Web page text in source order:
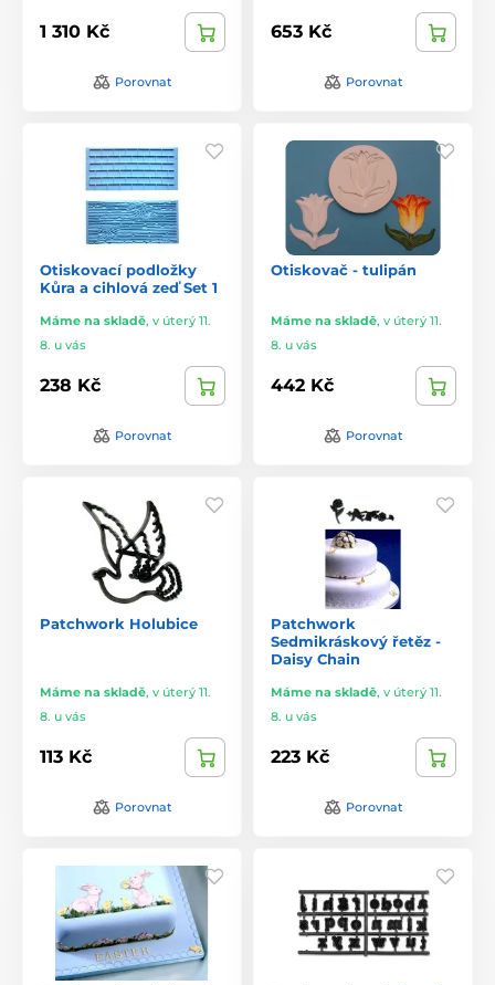
1 310 Kč
Porovnat
653 Kč
Porovnat
Otiskovací podložky
Kůra a cihlová zeď Set 1
Máme na skladě, v úterý 11.
8. u vás
238 Kč
Porovnat
Otiskovač - tulipán
Máme na skladě, v úterý 11.
8. u vás
442 Kč
Porovnat
Patchwork Holubice
Máme na skladě, v úterý 11.
8. u vás
113 Kč
Porovnat
Patchwork
Sedmikráskový řetěz -
Daisy Chain
Máme na skladě, v úterý 11.
8. u vás
223 Kč
Porovnat